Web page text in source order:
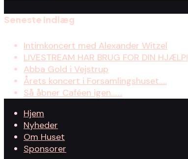
Seneste indlæg
Intimkoncert med Alexander Witzel
LIVESTREAM HAR BRUG FOR DIN HJÆLP!
Abba Gold i Vejstrup
Årets koncert i Forsamlingshuset…..
Så åbner Caféen igen…….
Hjem
Nyheder
Om Huset
Sponsorer